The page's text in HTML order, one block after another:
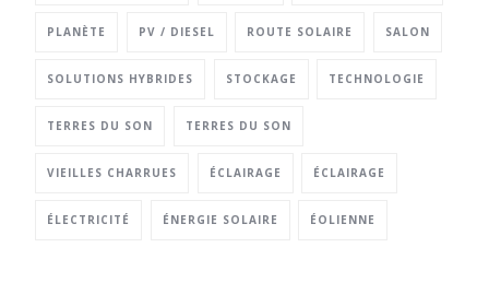
PLANÈTE PV / DIESEL ROUTE SOLAIRE SALON
SOLUTIONS HYBRIDES STOCKAGE TECHNOLOGIE
TERRES DU SON TERRES DU SON
VIEILLES CHARRUES ÉCLAIRAGE ÉCLAIRAGE
ÉLECTRICITÉ ÉNERGIE SOLAIRE ÉOLIENNE